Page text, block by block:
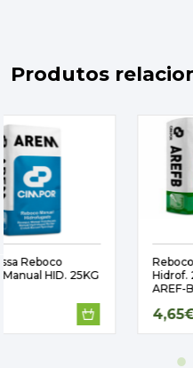
Produtos
Reboco Exterior Proj
Hidrof. 25KG BRANCO